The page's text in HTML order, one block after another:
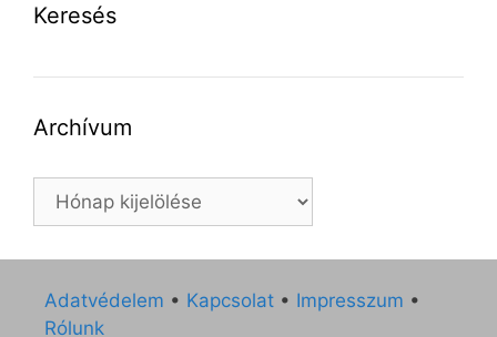
Keresés
Archívum
Archívum
Adatvédelem • Kapcsolat • Impresszum •
Rólunk